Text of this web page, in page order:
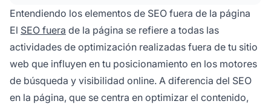
los motores de búsqueda, impactando
directamente en el posicionamiento y la
visibilidad de tu sitio web.
Entendiendo los elementos de SEO fuera de la página
El SEO fuera de la página se refiere a todas las
actividades de optimización realizadas fuera de tu sitio
web que influyen en tu posicionamiento en los motores
de búsqueda y visibilidad online. A diferencia del SEO
en la página, que se centra en optimizar el contenido,